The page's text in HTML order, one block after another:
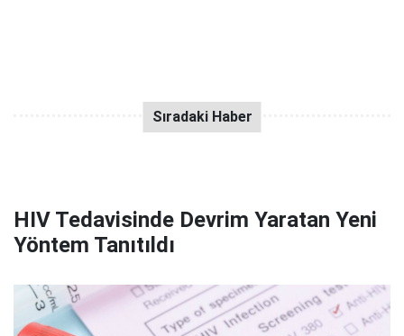
HIV Tedavisinde Devrim Yaratan Yeni
Yöntem Tanıtıldı